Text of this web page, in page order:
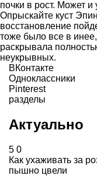
почки в рост. Может
Опрыскайте куст
восстановление
тоже было все в
раскрывала
неукрывных.
ВКонтакте
Одноклассники
Pinterest
разделы
Актуально
5 0
Как ухаживать за
пышно цвели